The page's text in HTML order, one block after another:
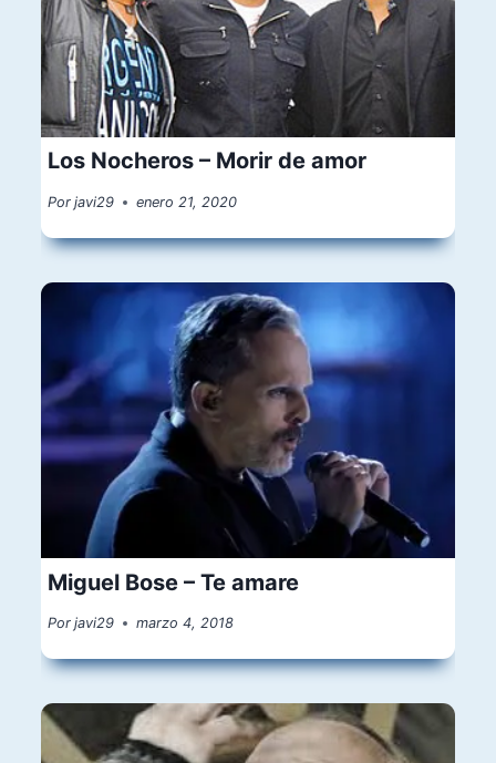
Los Nocheros – Morir de amor
Por javi29 enero 21, 2020
Miguel Bose – Te amare
Por javi29 marzo 4, 2018